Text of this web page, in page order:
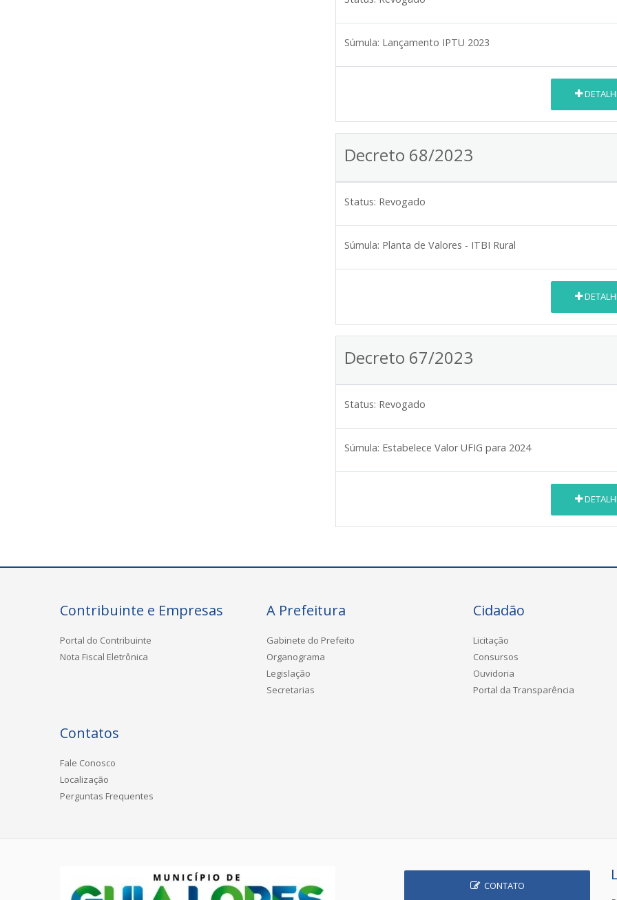
Súmula: Lançamento IPTU 2023
Decreto 68/2023
Status: Revogado
Súmula: Planta de Valores - ITBI Rural
Decreto 67/2023
Status: Revogado
Súmula: Estabelece Valor UFIG para 2024
Contribuinte e Empresas
Portal do Contribuinte
Nota Fiscal Eletrônica
A Prefeitura
Gabinete do Prefeito
Organograma
Legislação
Secretarias
Cidadão
Licitação
Consursos
Ouvidoria
Portal da Transparência
Contatos
Fale Conosco
Localização
Perguntas Frequentes
CONTATO